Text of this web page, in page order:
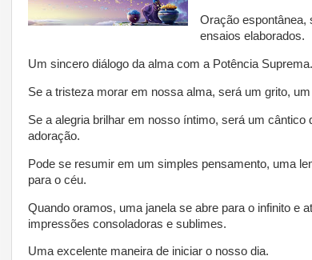
Oração espontânea,
ensaios elaborados.
Um sincero diálogo da alma com a Potência Suprema.
Se a tristeza morar em nossa alma, será um grito,
Se a alegria brilhar em nosso íntimo, será um cântico
adoração.
Pode se resumir em um simples pensamento, uma
para o céu.
Quando oramos, uma janela se abre para o infinito e
impressões consoladoras e sublimes.
Uma excelente maneira de iniciar o nosso dia.